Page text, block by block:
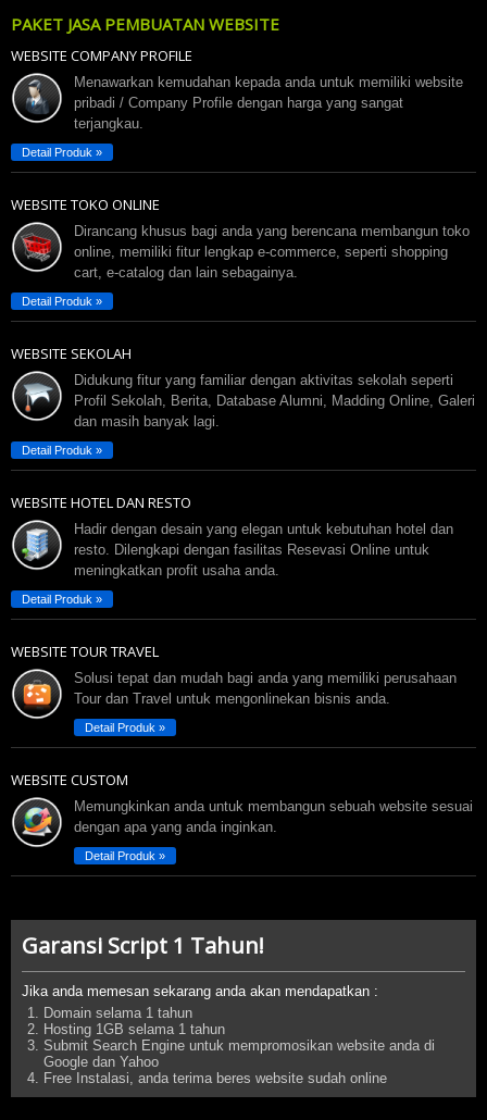
PAKET JASA PEMBUATAN WEBSITE
WEBSITE COMPANY PROFILE
Menawarkan kemudahan kepada anda untuk memiliki website
pribadi / Company Profile dengan harga yang sangat
terjangkau.
Detail Produk »
WEBSITE TOKO ONLINE
Dirancang khusus bagi anda yang berencana membangun toko
online, memiliki fitur lengkap e-commerce, seperti shopping
cart, e-catalog dan lain sebagainya.
Detail Produk »
WEBSITE SEKOLAH
Didukung fitur yang familiar dengan aktivitas sekolah seperti
Profil Sekolah, Berita, Database Alumni, Madding Online, Galeri
dan masih banyak lagi.
Detail Produk »
WEBSITE HOTEL DAN RESTO
Hadir dengan desain yang elegan untuk kebutuhan hotel dan
resto. Dilengkapi dengan fasilitas Resevasi Online untuk
meningkatkan profit usaha anda.
Detail Produk »
WEBSITE TOUR TRAVEL
Solusi tepat dan mudah bagi anda yang memiliki perusahaan
Tour dan Travel untuk mengonlinekan bisnis anda.
Detail Produk »
WEBSITE CUSTOM
Memungkinkan anda untuk membangun sebuah website sesuai
dengan apa yang anda inginkan.
Detail Produk »
Garansi Script 1 Tahun!
Jika anda memesan sekarang anda akan mendapatkan :
Domain selama 1 tahun
Hosting 1GB selama 1 tahun
Submit Search Engine untuk mempromosikan website anda di
Google dan Yahoo
Free Instalasi, anda terima beres website sudah online